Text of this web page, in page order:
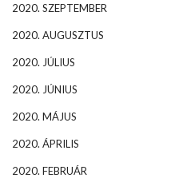
2020. SZEPTEMBER
2020. AUGUSZTUS
2020. JÚLIUS
2020. JÚNIUS
2020. MÁJUS
2020. ÁPRILIS
2020. FEBRUÁR